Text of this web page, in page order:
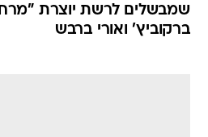
שמבשלים לרשת יוצרת "מרחק
ברקוביץ' ואורי ברבש